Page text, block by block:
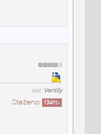
kat: Ventily
Staženo: 13411x